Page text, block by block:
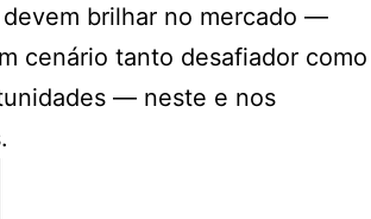
devem brilhar no mercado —
cenário tanto desafiador como
— neste e nos